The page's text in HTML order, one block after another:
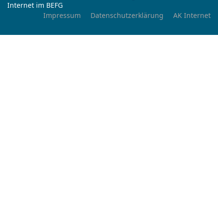
Internet im BEFG
Impressum
Datenschutzerklärung AK Internet